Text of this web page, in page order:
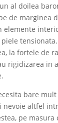
al doilea
de marginea
la fortele de
rigidizarea in
bare
nevoie altfel
pe masura